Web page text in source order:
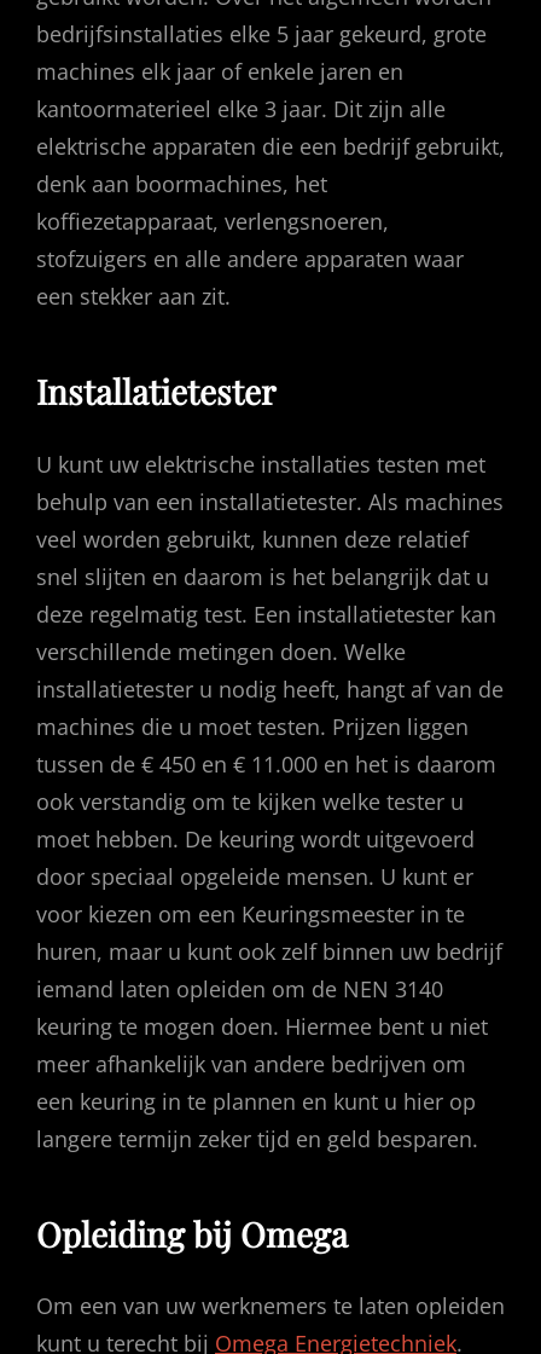
bedrijfsinstallaties elke 5 jaar gekeurd, grote
machines elk jaar of enkele jaren en
kantoormaterieel elke 3 jaar. Dit zijn alle
elektrische apparaten die een bedrijf gebruikt,
denk aan boormachines, het
koffiezetapparaat, verlengsnoeren,
stofzuigers en alle andere apparaten waar
een stekker aan zit.
Installatietester
U kunt uw elektrische installaties testen met
behulp van een installatietester. Als machines
veel worden gebruikt, kunnen deze relatief
snel slijten en daarom is het belangrijk dat u
deze regelmatig test. Een installatietester kan
verschillende metingen doen. Welke
installatietester u nodig heeft, hangt af van de
machines die u moet testen. Prijzen liggen
tussen de € 450 en € 11.000 en het is daarom
ook verstandig om te kijken welke tester u
moet hebben. De keuring wordt uitgevoerd
door speciaal opgeleide mensen. U kunt er
voor kiezen om een Keuringsmeester in te
huren, maar u kunt ook zelf binnen uw bedrijf
iemand laten opleiden om de NEN 3140
keuring te mogen doen. Hiermee bent u niet
meer afhankelijk van andere bedrijven om
een keuring in te plannen en kunt u hier op
langere termijn zeker tijd en geld besparen.
Opleiding bij Omega
Om een van uw werknemers te laten opleiden
kunt u terecht bij Omega Energietechniek.